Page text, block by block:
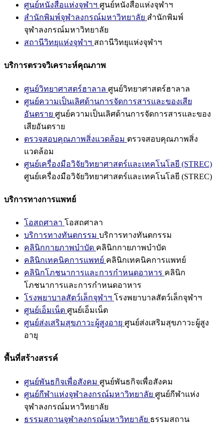
ศูนย์หนังสือแห่งจุฬาฯ ศูนย์หนังสือแห่งจุฬาฯ
สำนักพิมพ์จุฬาลงกรณ์มหาวิทยาลัย สำนักพิมพ์
จุฬาลงกรณ์มหาวิทยาลัย
สถานีวิทยุแห่งจุฬาฯ สถานีวิทยุแห่งจุฬาฯ
บริการตรวจวิเคราะห์คุณภาพ
ศูนย์วิทยาศาสตร์ฮาลาล ศูนย์วิทยาศาสตร์ฮาลาล
ศูนย์ความเป็นเลิศด้านการจัดการสารและของเสีย
อันตราย ศูนย์ความเป็นเลิศด้านการจัดการสารและของ
เสียอันตราย
ตรวจสอบคุณภาพสิ่งแวดล้อม ตรวจสอบคุณภาพสิ่ง
แวดล้อม
ศูนย์เครื่องมือวิจัยวิทยาศาสตร์และเทคโนโลยี (STREC)
ศูนย์เครื่องมือวิจัยวิทยาศาสตร์และเทคโนโลยี (STREC)
บริการทางการแพทย์
โอสถศาลา โอสถศาลา
บริการทางทันตกรรม บริการทางทันตกรรม
คลินิกกายภาพบำบัด คลินิกกายภาพบำบัด
คลินิกเทคนิคการแพทย์ คลินิกเทคนิคการแพทย์
คลินิกโภชนาการและการกำหนดอาหาร คลินิก
โภชนาการและการกำหนดอาหาร
โรงพยาบาลสัตว์เล็กจุฬาฯ โรงพยาบาลสัตว์เล็กจุฬาฯ
ศูนย์เอ็มเน็ต ศูนย์เอ็มเน็ต
ศูนย์ส่งเสริมสุขภาวะผู้สูงอายุ ศูนย์ส่งเสริมสุขภาวะผู้สูง
อายุ
พื้นที่สร้างสรรค์
ศูนย์พันธกิจเพื่อสังคม ศูนย์พันธกิจเพื่อสังคม
ศูนย์กีฬาแห่งจุฬาลงกรณ์มหาวิทยาลัย ศูนย์กีฬาแห่ง
จุฬาลงกรณ์มหาวิทยาลัย
ธรรมสถานจุฬาลงกรณ์มหาวิทยาลัย ธรรมสถาน